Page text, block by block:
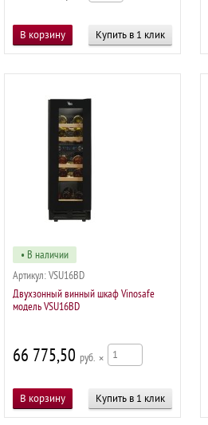
Купить в 1 клик
• В наличии
Артикул: VSU16BD
Двухзонный винный шкаф Vinosafe
модель VSU16BD
66 775,50 р ×
Купить в 1 клик